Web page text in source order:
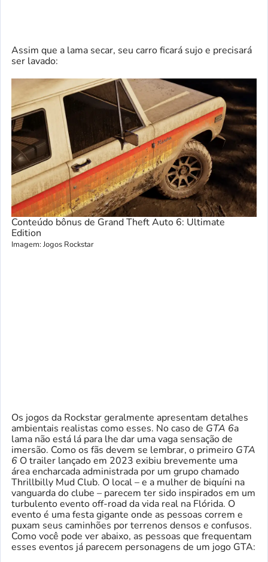
Assim que a lama secar, seu carro ficará sujo e precisará
ser lavado:
Conteúdo bônus de Grand Theft Auto 6: Ultimate
Edition
Imagem: Jogos Rockstar
Os jogos da Rockstar geralmente apresentam detalhes
ambientais realistas como esses. No caso de GTA 6a
lama não está lá para lhe dar uma vaga sensação de
imersão. Como os fãs devem se lembrar, o primeiro GTA
6 O trailer lançado em 2023 exibiu brevemente uma
área encharcada administrada por um grupo chamado
Thrillbilly Mud Club. O local – e a mulher de biquíni na
vanguarda do clube – parecem ter sido inspirados em um
turbulento evento off-road da vida real na Flórida. O
evento é uma festa gigante onde as pessoas correm e
puxam seus caminhões por terrenos densos e confusos.
Como você pode ver abaixo, as pessoas que frequentam
esses eventos já parecem personagens de um jogo GTA: